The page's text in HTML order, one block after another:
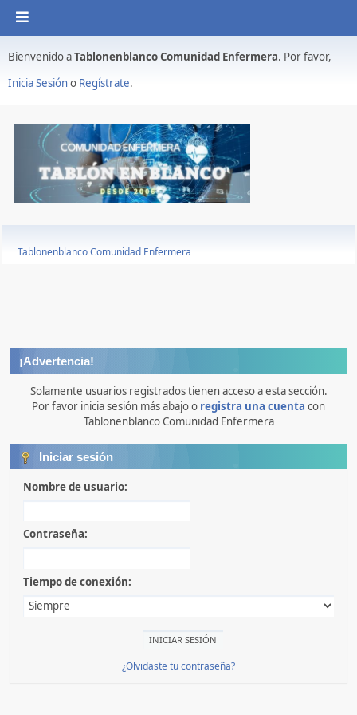
Bienvenido aTablonenblanco Comunidad Enfermera. Por favor,
Inicia Sesióno Regístrate.
Tablonenblanco Comunidad Enfermera
¡Advertencia!
Solamente usuarios registrados tienen acceso a esta sección.
Por favor inicia sesión más abajo o registra una cuenta con
Tablonenblanco Comunidad Enfermera
Iniciar sesión
Nombre de usuario:
Contraseña:
Tiempo de conexión:
¿Olvidaste tu contraseña?